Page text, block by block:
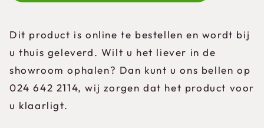
Dit product is online te bestellen en wordt bij
u thuis geleverd. Wilt u het liever in de
showroom ophalen? Dan kunt u ons bellen op
024 642 2114, wij zorgen dat het product voor
u klaarligt.